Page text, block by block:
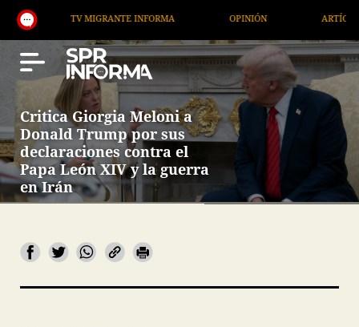
TV MIGRANTE INFORMA
Critica Giorgia Meloni a
Donald Trump por sus
declaraciones contra el
Papa León XIV y la guerra
en Irán